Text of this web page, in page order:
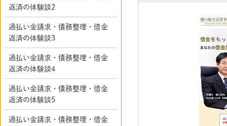
返済の体験談2
過払い金請求・債務整理・借金
返済の体験談3
過払い金請求・債務整理・借金
返済の体験談4
過払い金請求・債務整理・借金
返済の体験談5
過払い金請求・債務整理・借金